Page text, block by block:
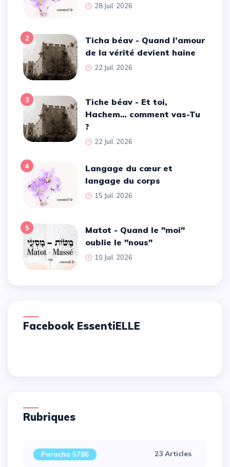
28 Juil. 2026
2
Ticha béav - Quand l’amour
de la vérité devient haine
22 Juil. 2026
3
Tiche béav - Et toi,
Hachem… comment vas-Tu
?
22 Juil. 2026
4
Langage du cœur et
langage du corps
15 Juil. 2026
5
Matot - Quand le ''moi''
oublie le ''nous''
10 Juil. 2026
Facebook EssentiELLE
Rubriques
Paracha 5786 23 Articles